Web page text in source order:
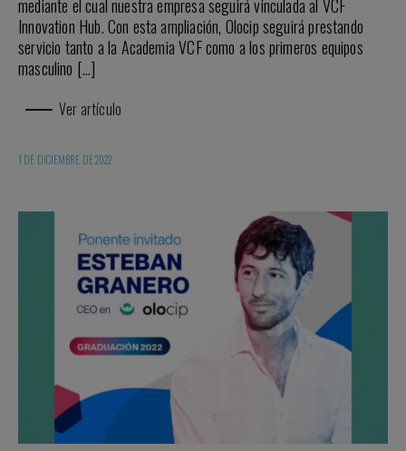
mediante el cual nuestra empresa seguirá vinculada al VCF
Innovation Hub. Con esta ampliación, Olocip seguirá prestando
servicio tanto a la Academia VCF como a los primeros equipos
masculino […]
Ver artículo
1 DE DICIEMBRE DE 2022